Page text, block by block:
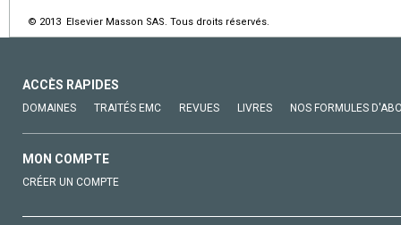
© 2013 Elsevier Masson SAS. Tous droits réservés.
ACCÈS RAPIDES
DOMAINES TRAITÉS EMC REVUES LIVRES NOS FORMULES
MON COMPTE
CRÉER UN COMPTE